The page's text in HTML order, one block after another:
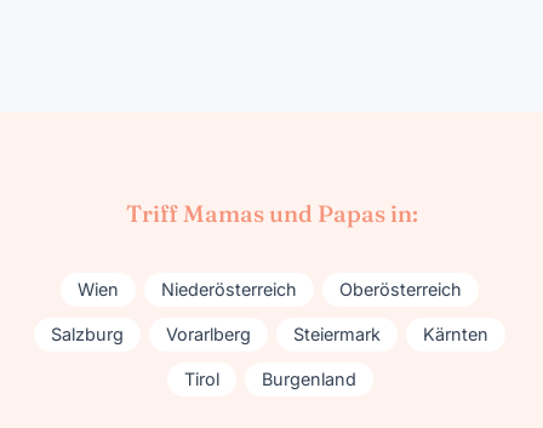
Triff Mamas und Papas in:
Wien Niederösterreich Oberösterreich
Salzburg Vorarlberg Steiermark Kärnten
Tirol Burgenland